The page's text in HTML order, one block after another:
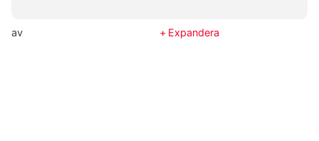
av Expandera